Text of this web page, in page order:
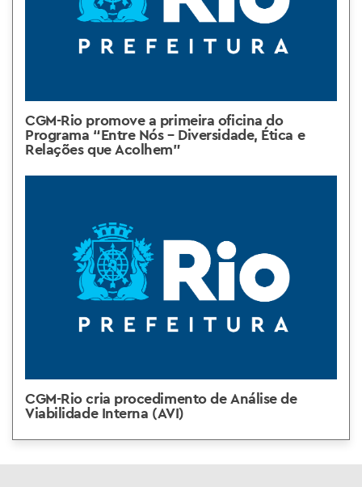
CGM-Rio promove a primeira oficina do
Programa “Entre Nós – Diversidade, Ética e
Relações que Acolhem”
CGM-Rio cria procedimento de Análise de
Viabilidade Interna (AVI)